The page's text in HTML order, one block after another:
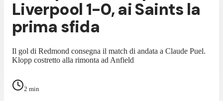
Liverpool 1-0, ai Saints la
prima sfida
Il gol di Redmond consegna il match di andata a Claude Puel.
Klopp costretto alla rimonta ad Anfield
2 min